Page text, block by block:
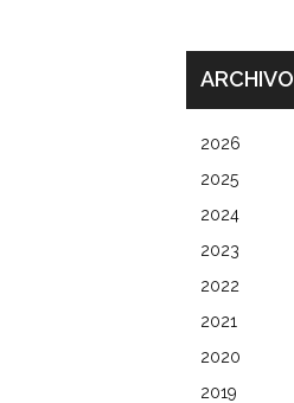
ARCHIVO
2026
2025
2024
2023
2022
2021
2020
2019